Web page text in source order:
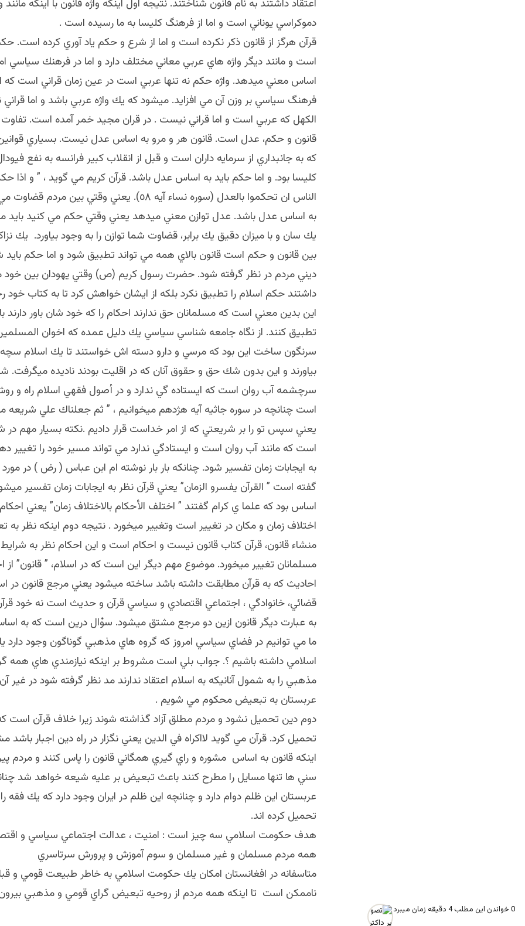
اعتقاد داشتند به نام قانون شناختند. نتيجه اول اينكه واژه قانون با اينكه مانند
دموكراسي يوناني است و اما از فرهنگ كليسا به ما رسيده است .
قرآن هرگز از قانون ذكر نكرده است و اما از شرع و حكم ياد آوري كرده است.
است و مانند ديگر واژه هاي عربي معاني مختلف دارد و اما در فرهنك سياسي
اساس معني ميدهد. واژه حكم نه تنها عربي است در عين زمان قراني است كه
فرهنگ سياسي بر وزن آن مي افزايد. ميشود كه يك واژه عربي باشد و اما قراني
الكهل كه عربي است و اما قراني نيست . در قران مجيد خمر آمده است.
قانون و حكم، عدل است. قانون هر و مرو به اساس عدل نيست. بسياري
كه به جانبداري از سرمايه داران است و قبل از انقلاب كبير فرانسه به نفع
كليسا بود. و اما حكم بايد به اساس عدل باشد. قرآن كريم مي گويد ، ” و اذا
الناس ان تحكموا بالعدل (سوره نساء آيه ٥٨). يعني وقتي بين
به اساس عدل باشد. عدل توازن معني ميدهد يعني وقتي حكم مي كنيد بايد
يك سان و با ميزان دقيق يك برابر، قضاوت شما توازن را به وجود بياورد. يك
بين قانون و حكم است قانون بالاي همه مي تواند تطبيق شود و اما حكم
ديني مردم در نظر گرفته شود. حضرت رسول كريم (ص) وقتي يهودان بين
داشتند حكم اسلام را تطبيق نكرد بلكه از ايشان خواهش كرد تا به كتاب خود
اين بدين معني است كه مسلمانان حق ندارند احكام را كه خود شان باور دارند
تطبيق كنند. از نگاه جامعه شناسي سياسي يك دليل عمده كه اخوان
سرنگون ساخت اين بود كه مرسي و دارو دسته اش خواستند تا يك اسلام سچه
بياورند و اين بدون شك حق و حقوق آنان كه در اقليت بودند ناديده ميگرفت.
سرچشمه آب روان است كه ايستاده گي ندارد و در أصول فقهي اسلام راه و
است چنانچه در سوره جاثيه آيه هژدهم ميخوانيم ، ” ثم جعلناك علي شريعه
يعني سپس تو را بر شريعتي كه از امر خداست قرار داديم .نكته بسيار مهم
است كه مانند آب روان است و ايستادگي ندارد مي تواند مسير خود را تغيير
به ايجابات زمان تفسير شود. چنانكه بار بار نوشته ام ابن عباس ( رض ) در
گفته است ” القرآن يفسرو الزمان” يعني قرآن نظر به ايجابات زمان تفسير
اساس بود كه علما ي كرام گفتند ” اختلف الأحكام بالاختلاف زمان” يعني
اختلاف زمان و مكان در تغيير است وتغيير ميخورد . نتيجه دوم اينكه نظر به
منشاء قانون، قرآن كتاب قانون نيست و احكام است و اين احكام نظر به
مسلمانان تغيير ميخورد. موضوع مهم ديگر اين است كه در اسلام، ” قانون” از
احاديث كه به قرآن مطابقت داشته باشد ساخته ميشود يعني مرجع قانون در
قضائي، خانوادگي ، اجتماعي اقتصادي و سياسي قرآن و حديث است نه خود
به عبارت ديگر قانون ازين دو مرجع مشتق ميشود. سوْال درين است كه به
ما مي توانيم در فضاي سياسي امروز كه گروه هاي مذهبي گوناگون وجود
اسلامي داشته باشيم ؟. جواب بلي است مشروط بر اينكه نيازمندي هاي همه
مذهبي را به شمول آنانيكه به اسلام اعتقاد ندارند مد نظر گرفته شود در غير آن
عربستان به تبعيض محكوم مي شويم .
دوم دين تحميل نشود و مردم مطلق آزاد گذاشته شوند زيرا خلاف قرآن است
تحميل كرد. قرآن مي گويد لااكراه في الدين يعني نگزار در راه دين اجبار باشد
اينكه قانون به اساس مشوره و راي گيري همگاني قانون را پاس كنند و مردم
سني ها تنها مسايل را مطرح كنند باعث تبعيض بر عليه شيعه خواهد شد
عربستان اين ظلم دوام دارد و چنانچه اين ظلم در ايران وجود دارد كه يك فقه
تحميل كرده اند.
هدف حكومت اسلامي سه چيز است : امنيت ، عدالت اجتماعي سياسي و
همه مردم مسلمان و غير مسلمان و سوم آموزش و پرورش سرتاسري
متاسفانه در افغانستان امكان يك حكومت اسلامي به خاطر طبيعت قومي و
ناممكن است تا اينكه همه مردم از روحيه تبعيض گراي قومي و مذهبي
0خواندن این مطلب 4 دقیقه زمان میبرد